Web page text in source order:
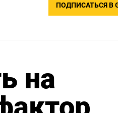
ПОДПИСАТЬСЯ В
на